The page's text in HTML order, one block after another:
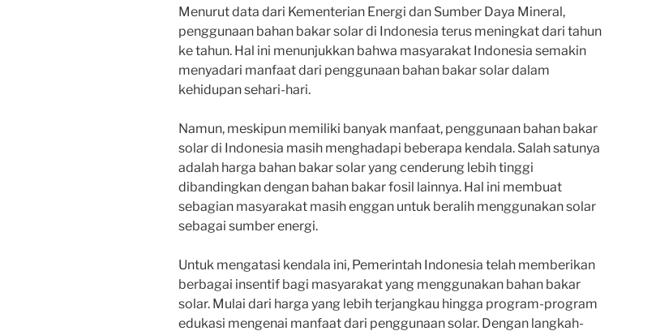
Menurut data dari Kementerian Energi dan Sumber Daya Mineral,
penggunaan bahan bakar solar di Indonesia terus meningkat dari tahun
ke tahun. Hal ini menunjukkan bahwa masyarakat Indonesia semakin
menyadari manfaat dari penggunaan bahan bakar solar dalam
kehidupan sehari-hari.
Namun, meskipun memiliki banyak manfaat, penggunaan bahan bakar
solar di Indonesia masih menghadapi beberapa kendala. Salah satunya
adalah harga bahan bakar solar yang cenderung lebih tinggi
dibandingkan dengan bahan bakar fosil lainnya. Hal ini membuat
sebagian masyarakat masih enggan untuk beralih menggunakan solar
sebagai sumber energi.
Untuk mengatasi kendala ini, Pemerintah Indonesia telah memberikan
berbagai insentif bagi masyarakat yang menggunakan bahan bakar
solar. Mulai dari harga yang lebih terjangkau hingga program-program
edukasi mengenai manfaat dari penggunaan solar. Dengan langkah-